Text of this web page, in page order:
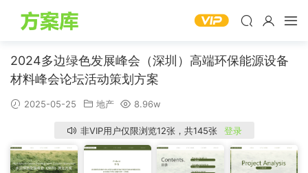
2024多边绿色发展峰会（深圳）高端环保能源设备
材料峰会论坛活动策划方案
2025-05-25 地产 8.96w
非VIP用户仅限浏览12张，共145张 登录